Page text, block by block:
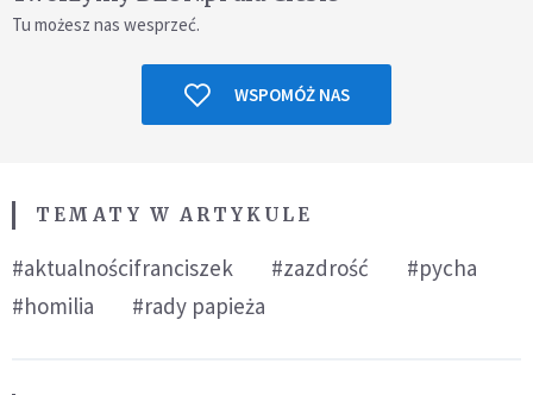
Tu możesz nas wesprzeć.
WSPOMÓŻ NAS
TEMATY W ARTYKULE
#aktualnościfranciszek #zazdrość
#pycha
#homilia
#rady papieża